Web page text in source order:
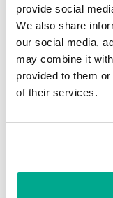
provide social
We also share
our social media,
may combine it
provided to them
of their services.
理もない話だ。
く発生しており
たとえば 16世紀
の最初の首都が
1965年の大規模
ざまな問題に見
た日の夜には、
解消すべく深い